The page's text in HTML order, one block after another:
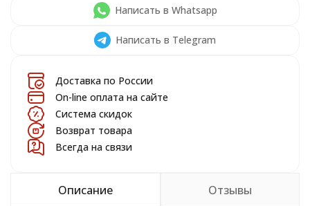
Написать в Whatsapp
Написать в Telegram
Доставка по России
On-line оплата на сайте
Система скидок
Возврат товара
Всегда на связи
Описание Отзывы